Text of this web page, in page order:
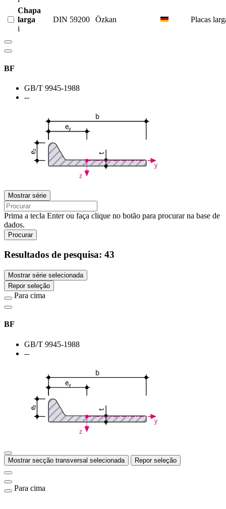
Chapa
larga
i
DIN 59200 Özkan Placas
BF
GB/T 9945-1988
--
b
ey
e
z
t
y
z
Mostrar série
Prima a tecla Enter ou faça clique no botão para procurar na base de
dados.
Procurar
Resultados de pesquisa: 43
Mostrar série selecionada
Repor seleção
Para cima
BF
GB/T 9945-1988
--
b
ey
e
z
t
y
z
Mostrar secção transversal selecionada Repor seleção
Para cima